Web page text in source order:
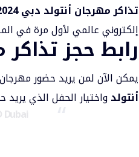
تذاكر مهرجان أنتولد دبي 2024.
إلكتروني عالمي لأول مرة في
رابط حجز تذاكر
يمكن الآن لمن يريد حضور مهرجان أنتولد دبي
أنتولدواختيار الحفل الذي